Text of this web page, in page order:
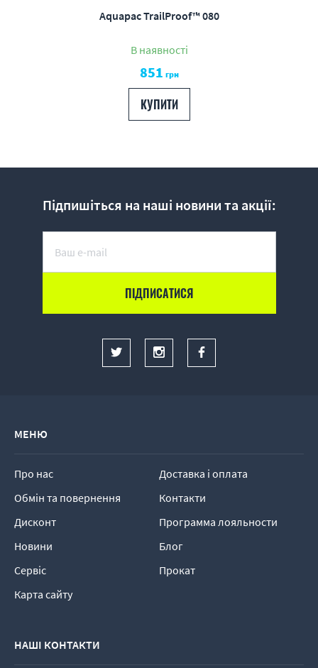
Aquapac TrailProof™ 080
В наявності
851 грн
КУПИТИ
Підпишіться на наші новини та акції:
МЕНЮ
Про нас
Доставка і оплата
Обмін та повернення
Контакти
Дисконт
Программа лояльности
Новини
Блог
Сервіс
Прокат
Карта сайту
НАШІ КОНТАКТИ